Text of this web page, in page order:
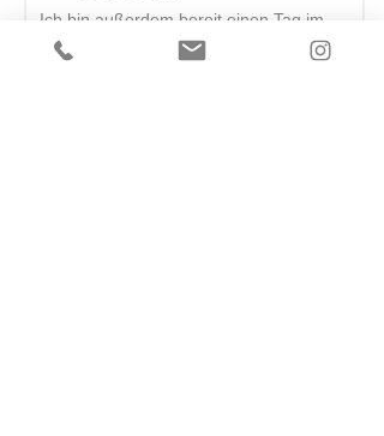
Ich bin außerdem bereit einen Tag im
Vepflegungsteam mitzuarbeiten
(Getränke- & Essensausgabe, spülen